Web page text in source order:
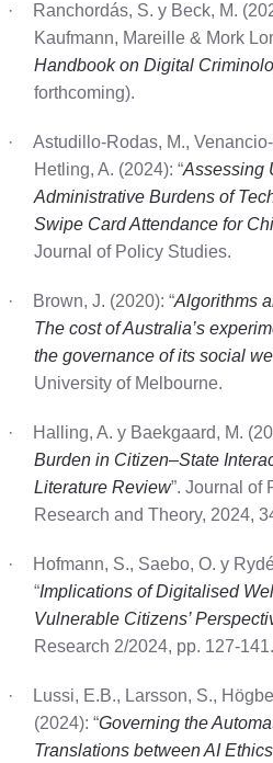
· Ranchordás, S. y Beck, M.
Kaufmann, Mareille & Mork
Handbook on Digital
forthcoming).
·
Astudillo-Rodas, M.,
Hetling, A. (2024): “Assessing
Administrative Burdens of
Swipe Card Attendance for
Journal of Policy Studies.
· Brown, J. (2020): “Algorithms
The cost of Australia’s
the governance of its social
University of Melbourne.
· Halling, A. y Baekgaard, M.
Burden in Citizen–State
Literature Review”. Journal of
Research and Theory, 2024,
·
Hofmann, S., Saebo, O. y
“Implications of Digitalised
Vulnerable Citizens’
Research 2/2024, pp. 127-141.
·
Lussi, E.B., Larsson, S.,
(2024): “Governing the
Translations between AI